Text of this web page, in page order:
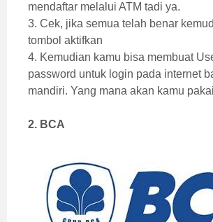
mendaftar melalui ATM tadi ya.
3. Cek, jika semua telah benar
tombol aktifkan
4. Kemudian kamu bisa membuat
password untuk login pada internet
mandiri. Yang mana akan kamu
2. BCA